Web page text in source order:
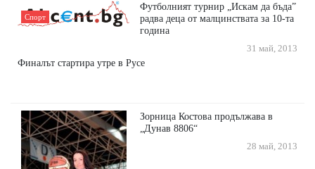
Спорт
Футболният турнир „Искам да бъда”
радва деца от малцинствата за 10-та
година
31 май, 2013
Финалът стартира утре в Русе
Зорница Костова продължава в
„Дунав 8806“
28 май, 2013